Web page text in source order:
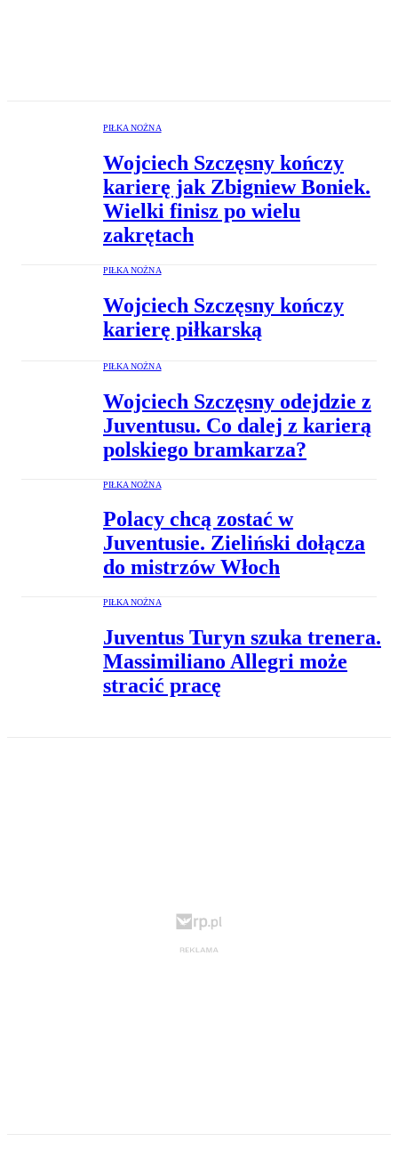
PIŁKA NOŻNA
Wojciech Szczęsny kończy
karierę jak Zbigniew Boniek.
Wielki finisz po wielu
zakrętach
PIŁKA NOŻNA
Wojciech Szczęsny kończy
karierę piłkarską
PIŁKA NOŻNA
Wojciech Szczęsny odejdzie z
Juventusu. Co dalej z karierą
polskiego bramkarza?
PIŁKA NOŻNA
Polacy chcą zostać w
Juventusie. Zieliński dołącza
do mistrzów Włoch
PIŁKA NOŻNA
Juventus Turyn szuka trenera.
Massimiliano Allegri może
stracić pracę